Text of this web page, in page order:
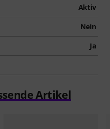
Aktiv
Nein
Ja
Artikel